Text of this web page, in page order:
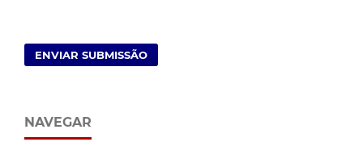
ENVIAR SUBMISSÃO
NAVEGAR